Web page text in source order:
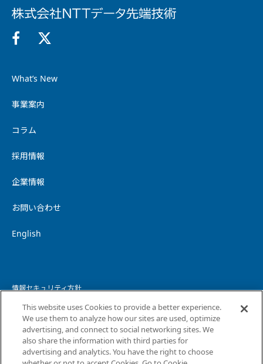
What’s New
事業案内
コラム
採用情報
企業情報
お問い合わせ
English
情報セキュリティ方針
個人情報保護方針
個人情報の取り扱いについて
ウェブサイトプライバシーポリシー
This website uses Cookies to provide a better experience.
We use them to analyze how our sites are used, optimize
advertising, and connect to social networking sites. We
also share the information with third parties for
advertising and analytics. You have the right to choose